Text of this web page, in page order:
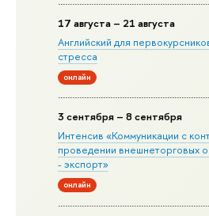
17 августа – 21 августа
Английский для
стресса
онлайн
3 сентября – 8 сентября
Интенсив «Коммуникации с
проведении внешнеторговых
- экспорт»
онлайн